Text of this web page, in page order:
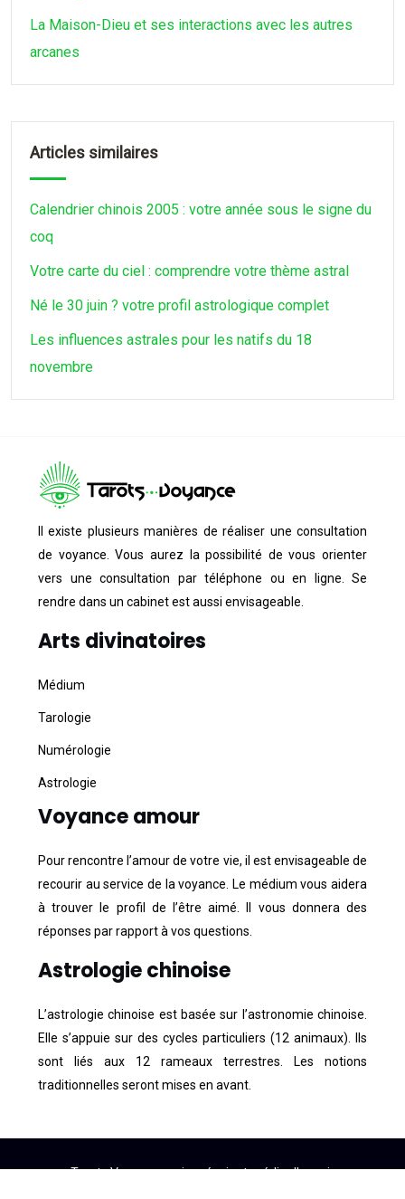
La Maison-Dieu et ses interactions avec les autres
arcanes
Articles similaires
Calendrier chinois 2005 : votre année sous le signe du
coq
Votre carte du ciel : comprendre votre thème astral
Né le 30 juin ? votre profil astrologique complet
Les influences astrales pour les natifs du 18
novembre
Il existe plusieurs manières de réaliser une consultation
de voyance. Vous aurez la possibilité de vous orienter
vers une consultation par téléphone ou en ligne. Se
rendre dans un cabinet est aussi envisageable.
Arts divinatoires
Médium
Tarologie
Numérologie
Astrologie
Voyance amour
Pour rencontre l’amour de votre vie, il est envisageable de
recourir au service de la voyance. Le médium vous aidera
à trouver le profil de l’être aimé. Il vous donnera des
réponses par rapport à vos questions.
Astrologie chinoise
L’astrologie chinoise est basée sur l’astronomie chinoise.
Elle s’appuie sur des cycles particuliers (12 animaux). Ils
sont liés aux 12 rameaux terrestres. Les notions
traditionnelles seront mises en avant.
Tarots Voyance : voir, prévoir et prédire l'avenir